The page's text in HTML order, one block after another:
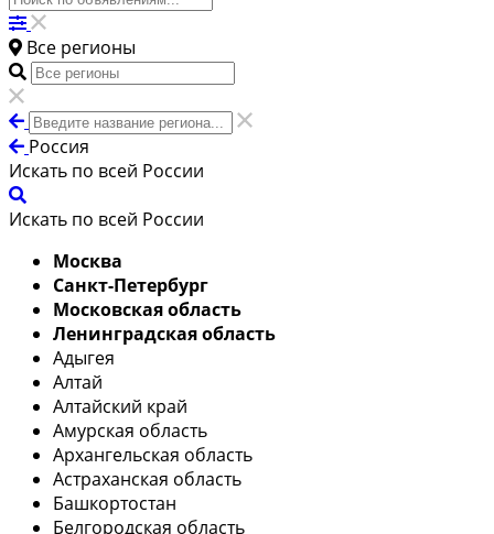
Все регионы
Россия
Искать по всей России
Искать по всей России
Москва
Санкт-Петербург
Московская область
Ленинградская область
Адыгея
Алтай
Алтайский край
Амурская область
Архангельская область
Астраханская область
Башкортостан
Белгородская область